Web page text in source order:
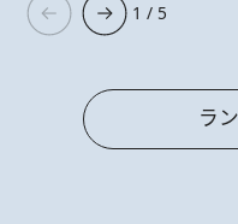
1 / 5
ラ